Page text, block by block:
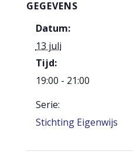
GEGEVENS
Datum:
13 juli
Tijd:
19:00 - 21:00
Serie:
Stichting Eigenwijs